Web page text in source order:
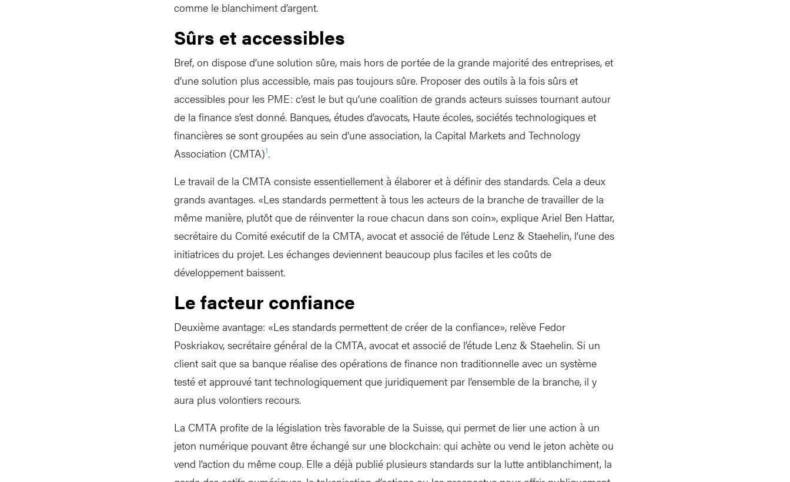
comme le blanchiment d’argent.
Sûrs et accessibles
Bref, on dispose d’une solution sûre, mais hors de portée de la grande majorité des entreprises, et
d’une solution plus accessible, mais pas toujours sûre. Proposer des outils à la fois sûrs et
accessibles pour les PME: c’est le but qu’une coalition de grands acteurs suisses tournant autour
de la finance s’est donné. Banques, études d’avocats, Haute écoles, sociétés technologiques et
financières se sont groupées au sein d’une association, la Capital Markets and Technology
Association (CMTA)1.
Le travail de la CMTA consiste essentiellement à élaborer et à définir des standards. Cela a deux
grands avantages. «Les standards permettent à tous les acteurs de la branche de travailler de la
même manière, plutôt que de réinventer la roue chacun dans son coin», explique Ariel Ben Hattar,
secrétaire du Comité exécutif de la CMTA, avocat et associé de l’étude Lenz & Staehelin, l’une des
initiatrices du projet. Les échanges deviennent beaucoup plus faciles et les coûts de
développement baissent.
Le facteur confiance
Deuxième avantage: «Les standards permettent de créer de la confiance», relève Fedor
Poskriakov, secrétaire général de la CMTA, avocat et associé de l’étude Lenz & Staehelin. Si un
client sait que sa banque réalise des opérations de finance non traditionnelle avec un système
testé et approuvé tant technologiquement que juridiquement par l’ensemble de la branche, il y
aura plus volontiers recours.
La CMTA profite de la législation très favorable de la Suisse, qui permet de lier une action à un
jeton numérique pouvant être échangé sur une blockchain: qui achète ou vend le jeton achète ou
vend l’action du même coup. Elle a déjà publié plusieurs standards sur la lutte antiblanchiment, la